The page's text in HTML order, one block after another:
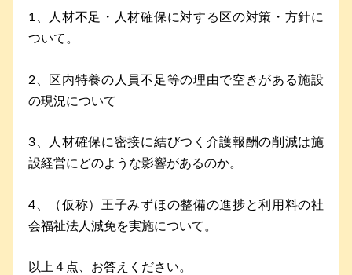
1、人材不足・人材確保に対する区の対策・方針に
ついて。
2、区内特養の人員不足等の理由で空きがある施設
の現況について
3、人材確保に密接に結びつく介護報酬の削減は施
設経営にどのような影響があるのか。
4、（仮称）王子みずほの整備の進捗と利用料の社
会福祉法人減免を実施について。
以上４点、お答えください。